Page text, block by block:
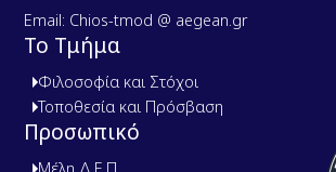
Email: Chios-tmod @ aegean.gr
Το Τμήμα
Φιλοσοφία και Στόχοι
Τοποθεσία και Πρόσβαση
Προσωπικό